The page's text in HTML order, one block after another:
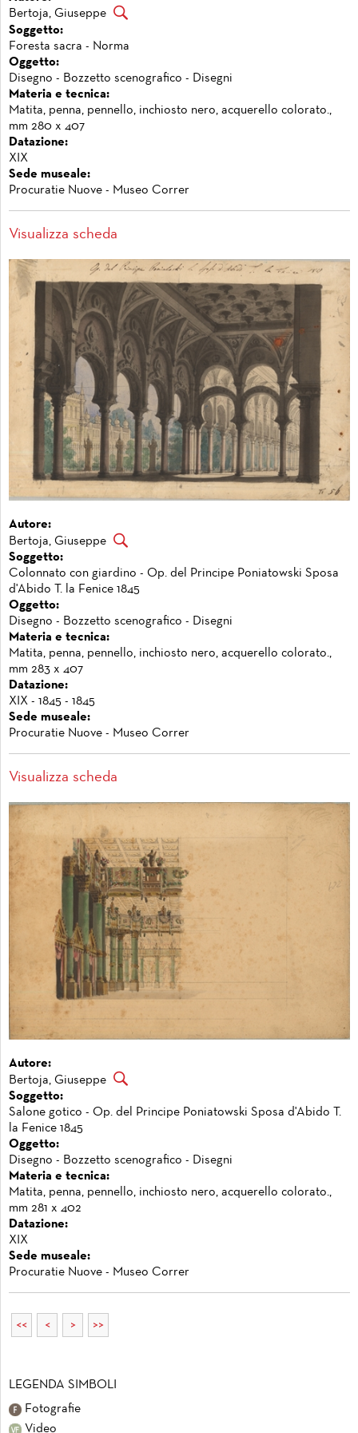
Bertoja, Giuseppe
Soggetto:
Foresta sacra - Norma
Oggetto:
Disegno - Bozzetto scenografico - Disegni
Materia e tecnica:
Matita, penna, pennello, inchiosto nero, acquerello colorato.,
mm 280 x 407
Datazione:
XIX
Sede museale:
Procuratie Nuove - Museo Correr
Visualizza scheda
Autore:
Bertoja, Giuseppe
Soggetto:
Colonnato con giardino - Op. del Principe Poniatowski Sposa
d'Abido T. la Fenice 1845
Oggetto:
Disegno - Bozzetto scenografico - Disegni
Materia e tecnica:
Matita, penna, pennello, inchiosto nero, acquerello colorato.,
mm 283 x 407
Datazione:
XIX - 1845 - 1845
Sede museale:
Procuratie Nuove - Museo Correr
Visualizza scheda
Autore:
Bertoja, Giuseppe
Soggetto:
Salone gotico - Op. del Principe Poniatowski Sposa d'Abido T.
la Fenice 1845
Oggetto:
Disegno - Bozzetto scenografico - Disegni
Materia e tecnica:
Matita, penna, pennello, inchiosto nero, acquerello colorato.,
mm 281 x 402
Datazione:
XIX
Sede museale:
Procuratie Nuove - Museo Correr
<< < > >>
LEGENDA SIMBOLI
Fotografie
Video